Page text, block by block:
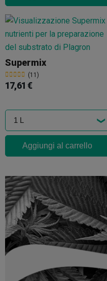
Supermix
(11)
17,61 €
Aggiungi al carrello